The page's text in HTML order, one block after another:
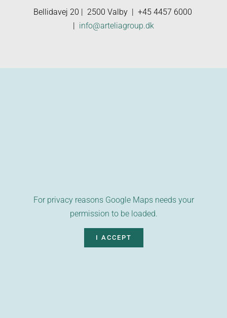
Bellidavej 20 | 2500 Valby | +45 4457 6000
| info@arteliagroup.dk
For privacy reasons Google Maps needs your
permission to be loaded.
I ACCEPT